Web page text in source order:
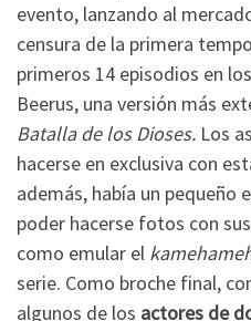
evento, lanzando al
censura de la primera
primeros 14 episodios en
Beerus, una versión más
Batalla de los Dioses. Los
hacerse en exclusiva con
además, había un pequeño
poder hacerse fotos con
como emular el
serie. Como broche final,
algunos de los actores de